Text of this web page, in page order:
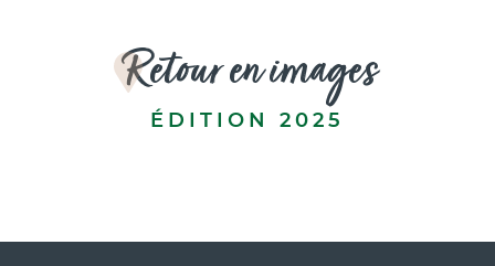
Retour en images
ÉDITION 2025